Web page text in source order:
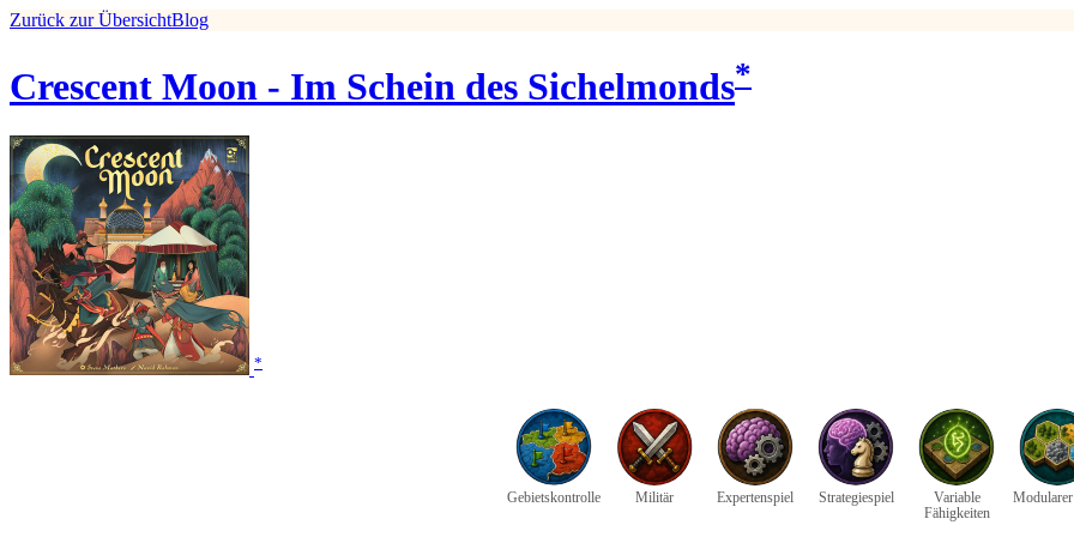
Zurück zur ÜbersichtBlog
Crescent Moon - Im Schein des Sichelmonds*
*
Gebietskontrolle Militär Expertenspiel Strategiespiel
Variable
Fähigkeiten